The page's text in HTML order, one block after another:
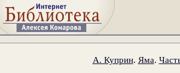
А. Куприн. Яма.